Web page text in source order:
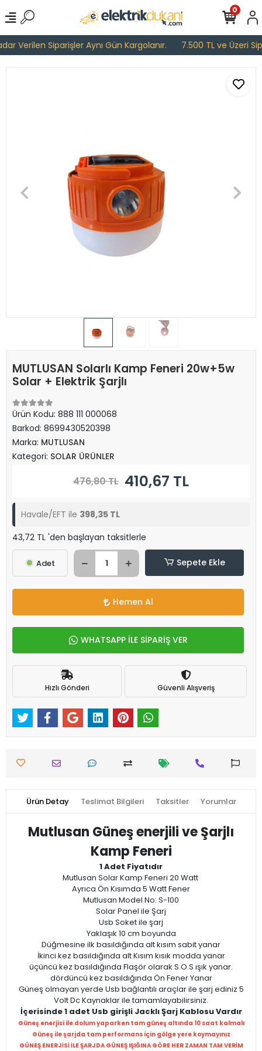
Verilen Siparişler Aynı Gün Kargolanır. 7.500 TL ve Üzeri
0
MUTLUSAN Solarlı Kamp Feneri 20w+5w
Solar + Elektrik Şarjlı
Ürün Kodu: 888 111 000068
Barkod: 8699430520398
Marka: MUTLUSAN
Kategori: SOLAR ÜRÜNLER
476,80 TL 410,67 TL
Havale/EFT ile 398,35 TL
43,72 TL 'den başlayan taksitlerle
Adet Sepete Ekle
Hemen Al
WHATSAPP İLE SİPARİŞ VER
Hızlı Gönderi Güvenli Alışveriş
Ürün Detay Teslimat Bilgileri Taksitler Yorumlar
Mutlusan Güneş enerjili ve Şarjlı
Kamp Feneri
1 Adet Fiyatıdır
Mutlusan Solar Kamp Feneri 20 Watt
Ayrıca Ön Kısımda 5 Watt Fener
Mutlusan Model No: S-100
Solar Panel ile Şarj
Usb Soket ile şarj
Yaklaşık 10 cm boyunda
Düğmesine ilk basıldığında alt kısım sabit yanar
İkinci kez basıldığında alt Kısım kısık modda yanar
üçüncü kez basıldığında Flaşör olarak S.O.S ışık yanar.
dördüncü kez basıldığında Ön Fener Yanar
Güneş olmayan yerde Usb bağlantılı araçlar ile şarj ediniz 5
Volt Dc Kaynaklar ile tamamlayabilirsiniz.
İçerisinde 1 adet Usb girişli Jacklı Şarj Kablosu Vardır
Güneş enerjisi ile dolum yaparken tam güneş altında 10 saat kalmalı
Güneş ile şarjda tam performans için gölge yere koymayınız
GÜNEŞ ENERJİSİ İLE ŞARJDA GÜNEŞ IŞIĞINA GÖRE HER ZAMAN TAM VERİM